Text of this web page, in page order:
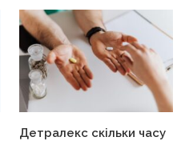
Детралекс скільки часу